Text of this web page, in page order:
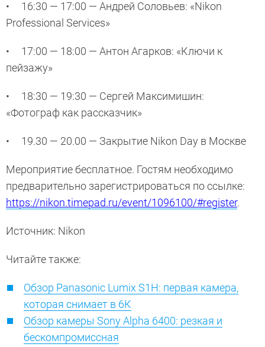
• 16:30 — 17:00 — Андрей Соловьев: «Nikon
Professional Services»
• 17:00 — 18:00 — Антон Агарков: «Ключи к
пейзажу»
• 18:30 — 19:30 — Сергей Максимишин:
«Фотограф как рассказчик»
• 19.30 — 20.00 — Закрытие Nikon Day в Москве
Мероприятие бесплатное. Гостям необходимо
предварительно зарегистрироваться по ссылке:
https://nikon.timepad.ru/event/1096100/#register.
Источник: Nikon
Читайте также:
Обзор Panasonic Lumix S1H: первая камера,
которая снимает в 6К
Обзор камеры Sony Alpha 6400: резкая и
бескомпромиссная